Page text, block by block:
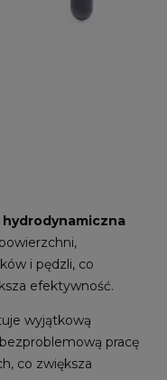
i pędzli, co
efektywność.
wyjątkową
pracę
co zwiększa